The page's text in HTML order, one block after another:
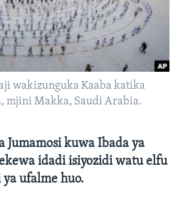
wakizunguka Kaaba katika
Makka, Saudi Arabia.
Jumamosi kuwa Ibada ya
idadi isiyozidi watu elfu
ufalme huo.